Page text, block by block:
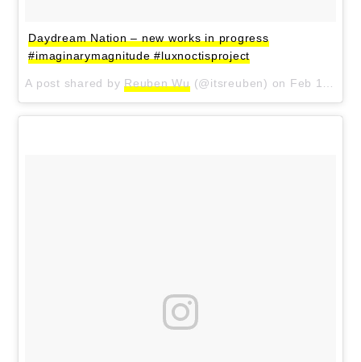
Daydream Nation – new works in progress
#imaginarymagnitude #luxnoctisproject
A post shared by Reuben Wu (@itsreuben) on Feb 11, 2018 at 7:02am PST